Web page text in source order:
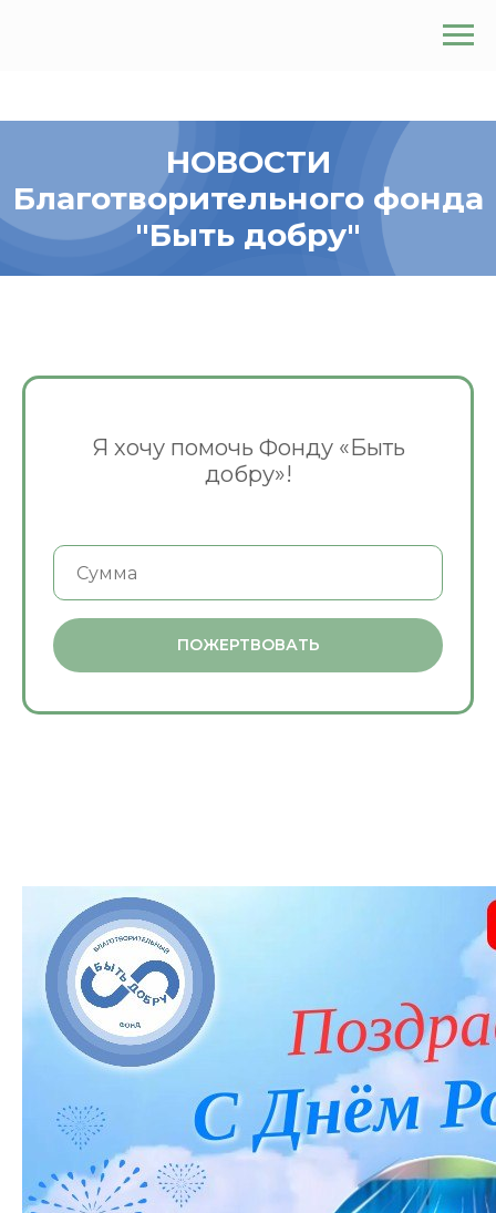
НОВОСТИ
Благотворительного фонда
"Быть добру"
Я хочу помочь Фонду «Быть
добру»!
ПОЖЕРТВОВАТЬ